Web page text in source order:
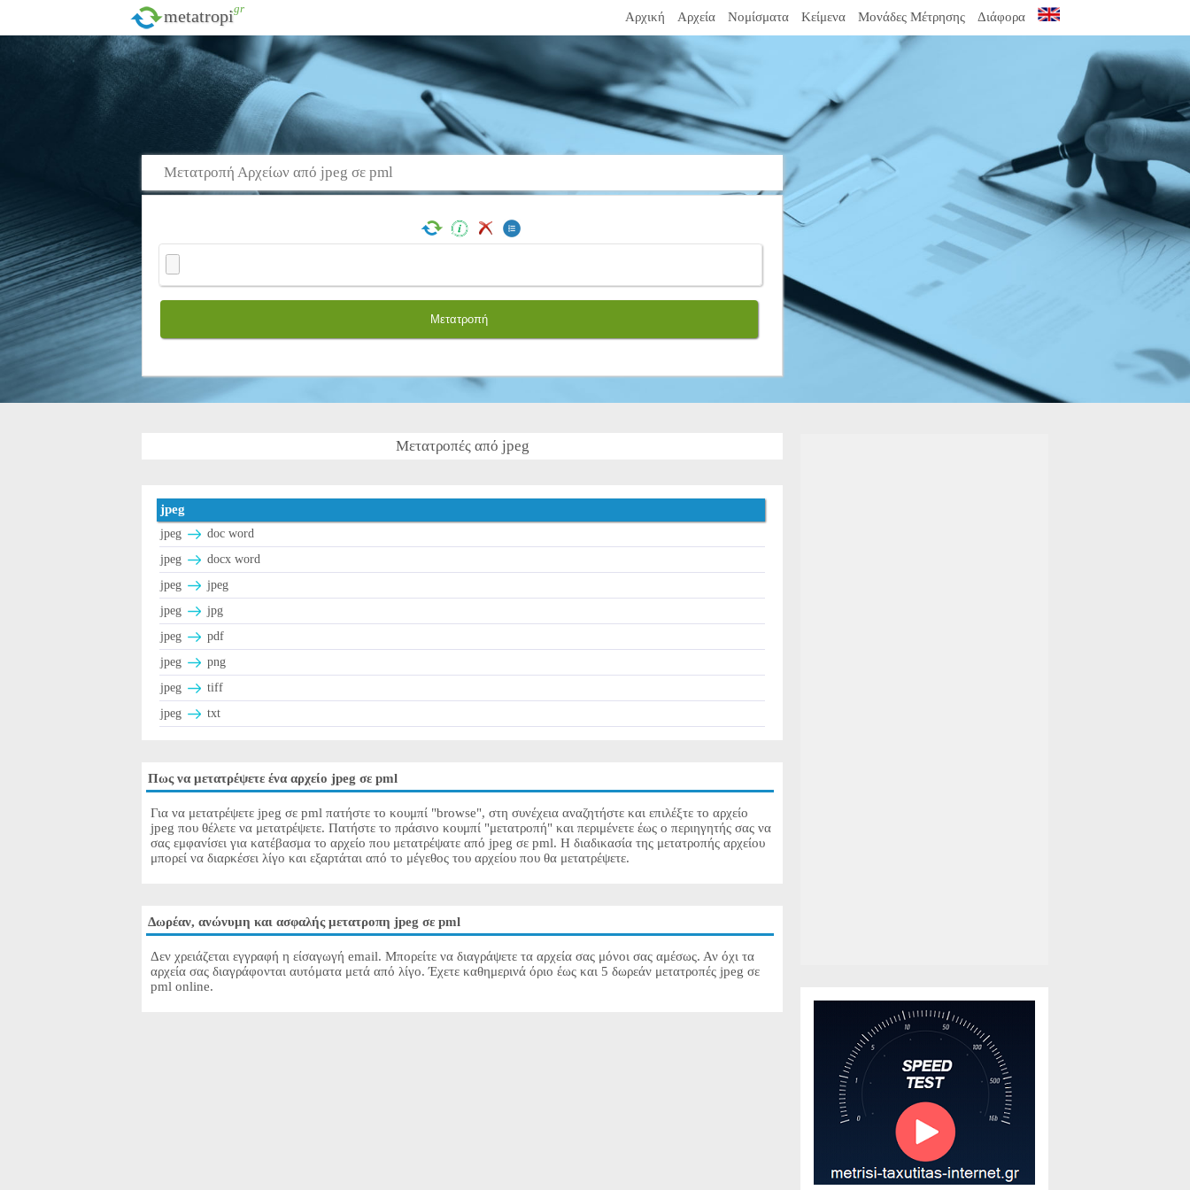
metatropi.gr
Αρχική Αρχεία Νομίσματα Κείμενα Μονάδες Μέτρησης Διάφορα
Μετατροπή Αρχείων από jpeg σε pml
Μετατροπή
Μετατροπές από jpeg
jpeg
jpeg
doc word
jpeg
docx word
jpeg
jpeg
jpeg
jpg
jpeg
pdf
jpeg
png
jpeg
tiff
jpeg
txt
Πως να μετατρέψετε ένα αρχείο jpeg σε pml
Για να μετατρέψετε jpeg σε pml πατήστε το κουμπί "browse", στη συνέχεια αναζητήστε και επιλέξτε το αρχείο
jpeg που θέλετε να μετατρέψετε. Πατήστε το πράσινο κουμπί "μετατροπή" και περιμένετε έως ο περιηγητής σας να
σας εμφανίσει για κατέβασμα το αρχείο που μετατρέψατε από jpeg σε pml. Η διαδικασία της μετατροπής αρχείου
μπορεί να διαρκέσει λίγο και εξαρτάται από το μέγεθος του αρχείου που θα μετατρέψετε.
Δωρέαν, ανώνυμη και ασφαλής μετατροπη jpeg σε pml
Δεν χρειάζεται εγγραφή η είσαγωγή email. Μπορείτε να διαγράψετε τα αρχεία σας μόνοι σας αμέσως. Αν όχι τα
αρχεία σας διαγράφονται αυτόματα μετά από λίγο. Έχετε καθημερινά όριο έως και 5 δωρεάν μετατροπές jpeg σε
pml online.